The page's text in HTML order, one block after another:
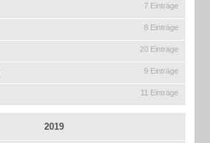
7 Einträge
8 Einträge
20 Einträge
9 Einträge
11 Einträge
2019